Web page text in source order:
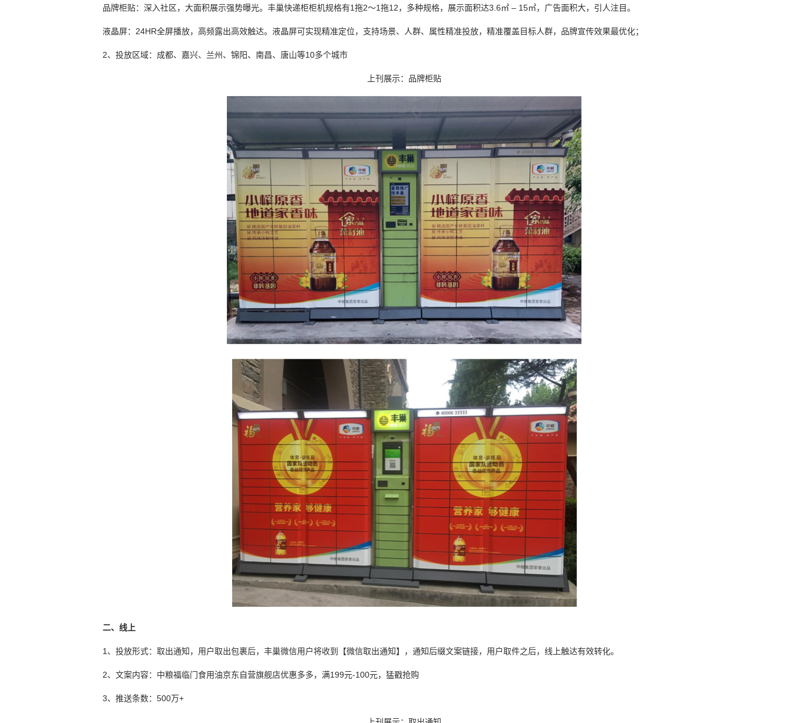
品牌柜贴：深入社区，大面积展示强势曝光。丰巢快递柜柜机规格有1拖2～1拖12，多种规格，展示面积达3.6㎡ – 15㎡，广告面积大，引人注目。
液晶屏：24HR全屏播放，高频露出高效触达。液晶屏可实现精准定位，支持场景、人群、属性精准投放，精准覆盖目标人群，品牌宣传效果最优化；
2、投放区域：成都、嘉兴、兰州、锦阳、南昌、唐山等10多个城市
上刊展示：品牌柜贴
二、线上
1、投放形式：取出通知， 用户取出包裹后，丰巢微信用户将收到【微信取出通知】，通知后缀文案链接，用户取件之后，线上触达有效转化。
2、文案内容：中粮福临门食用油京东自营旗舰店优惠多多，满199元-100元，猛戳抢购
3、推送条数：500万+